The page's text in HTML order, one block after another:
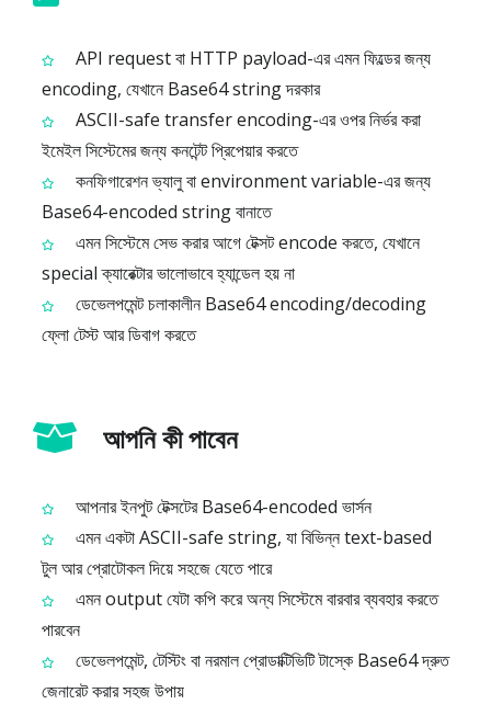
API request বা HTTP payload-এর এমন ফিল্ডের জন্য
encoding, যেখানে Base64 string দরকার
ASCII-safe transfer encoding-এর ওপর নির্ভর করা
ইমেইল সিস্টেমের জন্য কনটেন্ট প্রিপেয়ার করতে
কনফিগারেশন ভ্যালু বা environment variable-এর জন্য
Base64-encoded string বানাতে
এমন সিস্টেমে সেভ করার আগে টেক্সট encode করতে, যেখানে
special ক্যারেক্টার ভালোভাবে হ্যান্ডেল হয় না
ডেভেলপমেন্ট চলাকালীন Base64 encoding/decoding
ফ্লো টেস্ট আর ডিবাগ করতে
আপনি কী পাবেন
আপনার ইনপুট টেক্সটের Base64-encoded ভার্সন
এমন একটা ASCII-safe string, যা বিভিন্ন text-based
টুল আর প্রোটোকল দিয়ে সহজে যেতে পারে
এমন output যেটা কপি করে অন্য সিস্টেমে বারবার ব্যবহার করতে
পারবেন
ডেভেলপমেন্ট, টেস্টিং বা নরমাল প্রোডাক্টিভিটি টাস্কে Base64 দ্রুত
জেনারেট করার সহজ উপায়